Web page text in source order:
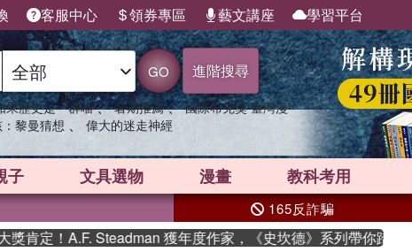
客服中心 領券專區 藝文講座 學習平台
GO 進階搜尋
果歷史是一群喵 、 暑期推薦 、 國際布克獎 臺灣漫
黎曼猜想 、 偉大的迷走神經
子 文具選物 漫畫 教科考用
165反詐騙
肯定！A.F. Steadman 獲年度作家，《史坎德》系列帶你踏上熱